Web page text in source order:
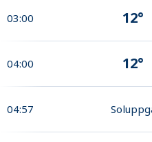
03:00 12°
04:00 12°
04:57